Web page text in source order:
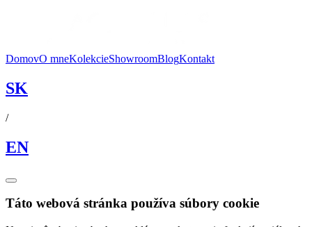
DomovO mneKolekcieShowroomBlogKontakt
SK
/
EN
Táto webová stránka používa súbory cookie